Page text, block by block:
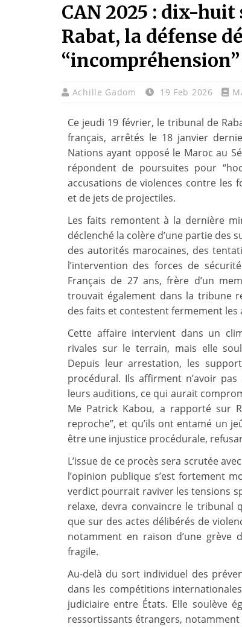
CAN 2025 : dix-
Rabat, la défense
Achille Gadom 19 Feb 2026
Ce jeudi 19 février, le tribunal de
français, arrêtés le 18 janvier
Nations ayant opposé le Maroc au
répondent de poursuites pour
accusations de violences contre les
et de jets de projectiles.
Les faits remontent à la dernière
déclenché la colère d’une partie des
des autorités marocaines, des
l’intervention des forces de
Français de 27 ans, frère d’un
trouvait également dans la tribune
des faits et contestent fermement
Cette affaire intervient dans un
rivales sur le terrain, mais elle
Depuis leur arrestation, les
procédural. Ils affirment n’avoir
leurs auditions, ce qui aurait
Me Patrick Kabou, a rapporté sur
reproche”, et qu’ils ont entamé un
être une injustice procédurale,
L’issue de ce procès sera scrutée
l’opinion publique s’est fortement
verdict pourrait raviver les tensions
relaxe, devra convaincre le
que sur des actes délibérés de
notamment en raison d’une grève
fragile.
Au-delà du sort individuel des
dans les compétitions
judiciaire entre États. Elle soulève
ressortissants étrangers,